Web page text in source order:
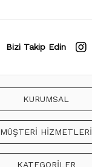
Bizi Takip Edin
KURUMSAL
MÜŞTERİ HİZMETLERİ
KATEGORİLER